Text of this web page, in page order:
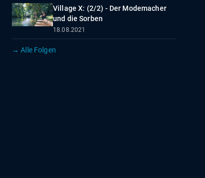
Village X: (2/2) - Der Modemacher
und die Sorben
18.08.2021
→ Alle Folgen